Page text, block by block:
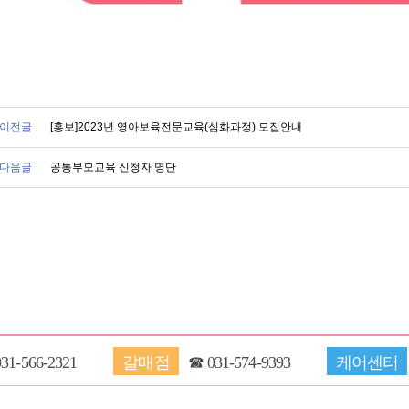
전글 [홍보]2023년 영아보육전문교육(심화과정) 모집안내
음글 공통부모교육 신청자 명단
566-2321 갈매점 ☎ 031-574-9393 케어센터